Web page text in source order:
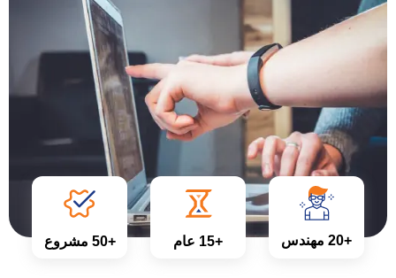
+20 مهندس +15 عام +50 مشروع